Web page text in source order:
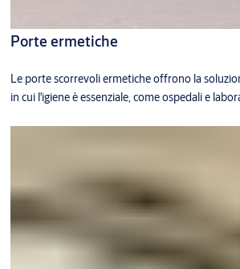
Porte ermetiche
Le porte scorrevoli ermetiche offrono la
in cui l'igiene è essenziale, come ospedali e